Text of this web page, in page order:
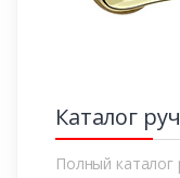
Каталог
Полный каталог